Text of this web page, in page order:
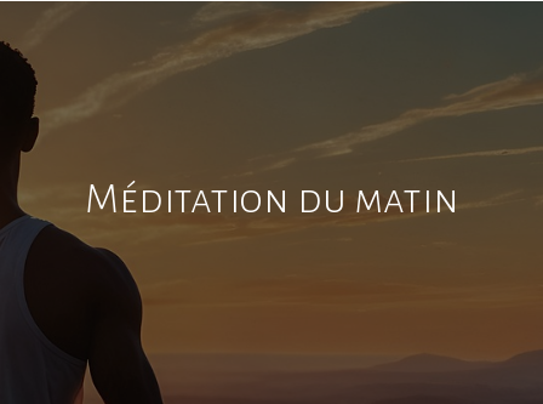
Méditation du matin